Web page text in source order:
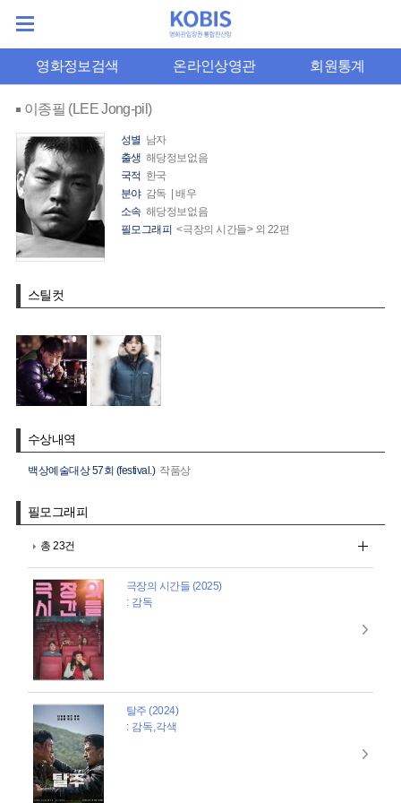
영화정보검색 온라인상영관 회원통계
이종필 (LEE Jong-pil)
성별 남자
출생 해당정보없음
국적 한국
분야 감독 | 배우
소속 해당정보없음
필모그래피 <극장의 시간들> 외 22편
스틸컷
수상내역
백상예술대상 57회 (festival.) 작품상
필모그래피
총 23건
극장의 시간들 (2025)
: 감독
탈주 (2024)
: 감독,각색